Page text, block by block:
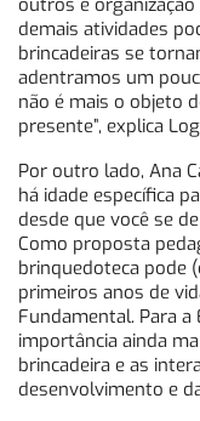
outros e organização
demais atividades
brincadeiras se
adentramos um
não é mais o objeto
presente”, explica
Por outro lado, Ana
há idade específica
desde que você se
Como proposta
brinquedoteca pode
primeiros anos de
Fundamental. Para a
importância ainda
brincadeira e as
desenvolvimento e